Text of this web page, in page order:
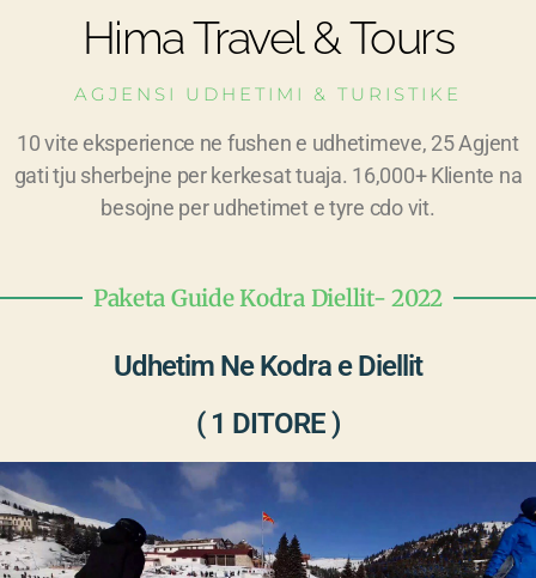
Hima Travel & Tours
AGJENSI UDHETIMI & TURISTIKE
10 vite eksperience ne fushen e udhetimeve, 25 Agjent
gati tju sherbejne per kerkesat tuaja. 16,000+ Kliente na
besojne per udhetimet e tyre cdo vit.
Paketa Guide Kodra Diellit- 2022
Udhetim Ne Kodra e Diellit
( 1 DITORE )